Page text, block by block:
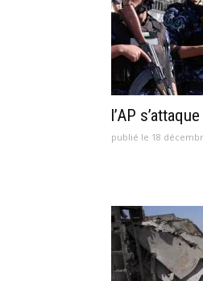
l’AP
publié le 18